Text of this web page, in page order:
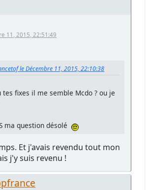
11, 2015, 22:51:49
le Décembre 11, 2015, 22:10:38
tes fixes il me semble Mcdo ? ou je
ma question désolé
Et j'avais revendu tout mon
j'y suis revenu !